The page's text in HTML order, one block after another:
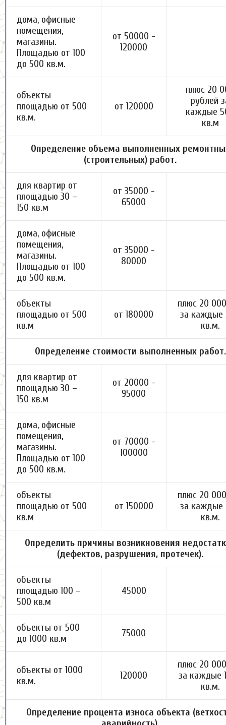
дома, офисные
помещения,
магазины.
Площадью от 100
до 500 кв.м.
от 50000 -
120000
объекты
площадью от 500
кв.м.
от 120000
плюс 20
рублей
каждые
кв.м
Определение объема выполненных
(строительных) работ.
для квартир от
площадью 30 –
150 кв.м
от 35000 -
65000
дома, офисные
помещения,
магазины.
Площадью от 100
до 500 кв.м.
от 35000 -
80000
объекты
площадью от 500
кв.м
от 180000
плюс 20
за каждые
кв.м.
Определение стоимости выполненных работ.
для квартир от
площадью 30 –
150 кв.м
от 20000 -
95000
дома, офисные
помещения,
магазины.
Площадью от 100
до 500 кв.м.
от 70000 -
100000
объекты
площадью от 500
кв.м
от 150000
плюс 20
за каждые
кв.м.
Определить причины возникновения
(дефектов, разрушения, протечек).
объекты
площадью 100 –
500 кв.м
45000
объекты от 500
до 1000 кв.м
75000
объекты от 1000
кв.м.
120000
плюс 20
за каждые
кв.м.
Определение процента износа объекта